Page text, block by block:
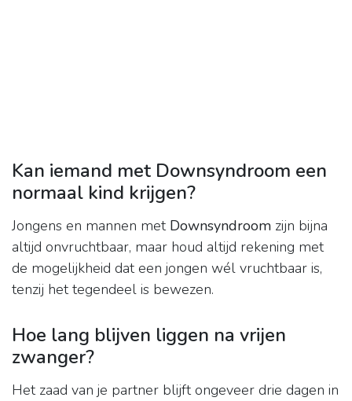
Kan iemand met Downsyndroom een
normaal kind krijgen?
Jongens en mannen met Downsyndroom zijn bijna
altijd onvruchtbaar, maar houd altijd rekening met
de mogelijkheid dat een jongen wél vruchtbaar is,
tenzij het tegendeel is bewezen.
Hoe lang blijven liggen na vrijen
zwanger?
Het zaad van je partner blijft ongeveer drie dagen in